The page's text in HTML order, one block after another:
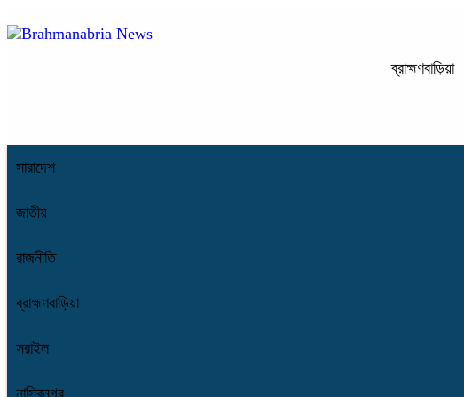
ব্রাহ্মণবাড়িয়া
সারাদেশ
জাতীয়
রাজনীতি
ব্রাহ্মণবাড়িয়া
সরাইল
নাসিরনগর